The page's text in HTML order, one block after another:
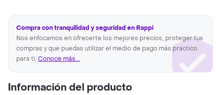
Compra con tranquilidad y seguridad en Rappi
Nos enfocamos en ofrecerte los mejores precios, proteger tus
compras y que puedas utilizar el medio de pago más practico
para ti. Conoce más...
Información del producto